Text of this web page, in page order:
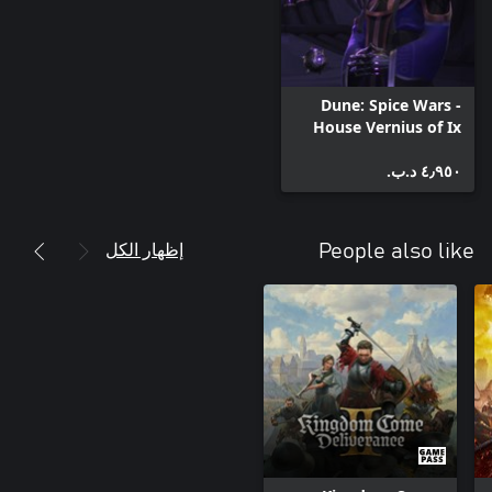
honor and politics or embrace violence and deceit. Choose from
various factions with unique abilities and playstyles. Each faction
can be customized by selecting councilors who enhance their
Whether you choose survival tactics, shady dealings, military
councilor combination for every player's preference. Explore the
Take control of one of the major houses and fight through a
number of unique scenarios and situations. Personalize your
starting house with a variety of perks and upgrades to tackle the
many challenging objectives of the Conquest mode, ensuring you
Dune: Spice Wars -
House Vernius of Ix
٤٫٩٥٠ د.ب.‏
People also like إظهار الكل